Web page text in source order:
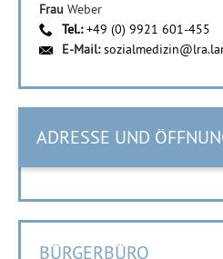
Frau Weber
Tel.:+49 (0) 9921 601-455
E-Mail:
ADRESSE UND
BÜRGERBÜRO